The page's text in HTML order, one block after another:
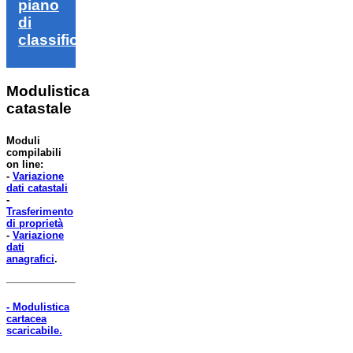
piano
di
classifica
Modulistica
catastale
Moduli
compilabili
on line:
- Variazione
dati catastali
-
Trasferimento
di proprietà
- Variazione
dati
anagrafici.
- Modulistica
cartacea
scaricabile.